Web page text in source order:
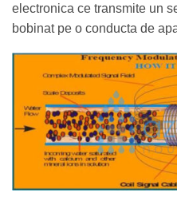
electronica ce transmite un
bobinat pe o conducta de